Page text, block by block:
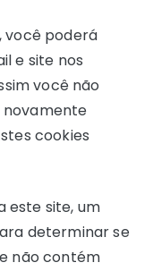
você poderá
e site nos
você não
novamente
cookies
este site, um
determinar se
não contém